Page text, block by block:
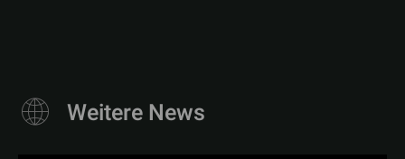
Weitere News